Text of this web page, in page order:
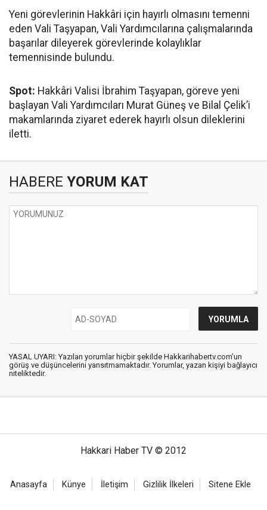
Yeni görevlerinin Hakkâri için hayırlı olmasını temenni
eden Vali Taşyapan, Vali Yardımcılarına çalışmalarında
başarılar dileyerek görevlerinde kolaylıklar
temennisinde bulundu.
Spot: Hakkâri Valisi İbrahim Taşyapan, göreve yeni
başlayan Vali Yardımcıları Murat Güneş ve Bilal Çelik’i
makamlarında ziyaret ederek hayırlı olsun dileklerini
iletti.
HABERE YORUM KAT
YASAL UYARI: Yazılan yorumlar hiçbir şekilde Hakkarihabertv.com’un
görüş ve düşüncelerini yansıtmamaktadır. Yorumlar, yazan kişiyi bağlayıcı
niteliktedir.
Hakkari Haber TV © 2012
Anasayfa Künye İletişim Gizlilik İlkeleri Sitene Ekle